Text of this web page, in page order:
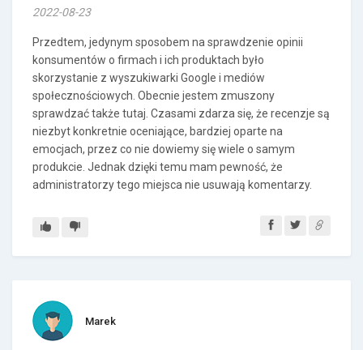
2022-08-23
Przedtem, jedynym sposobem na sprawdzenie opinii
konsumentów o firmach i ich produktach było
skorzystanie z wyszukiwarki Google i mediów
społecznościowych. Obecnie jestem zmuszony
sprawdzać także tutaj. Czasami zdarza się, że recenzje są
niezbyt konkretnie oceniające, bardziej oparte na
emocjach, przez co nie dowiemy się wiele o samym
produkcie. Jednak dzięki temu mam pewność, że
administratorzy tego miejsca nie usuwają komentarzy.
Marek